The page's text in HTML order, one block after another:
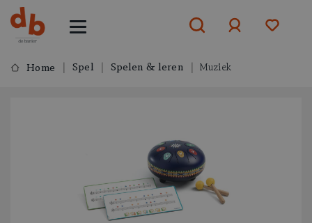
Home Spel Spelen & leren Muziek